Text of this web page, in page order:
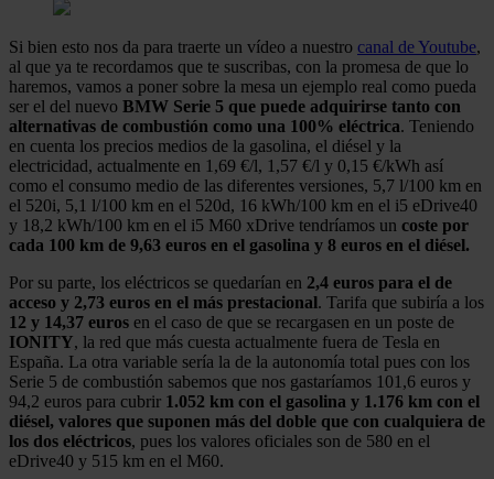
Si bien esto nos da para traerte un vídeo a nuestro canal de Youtube,
al que ya te recordamos que te suscribas, con la promesa de que lo
haremos, vamos a poner sobre la mesa un ejemplo real como pueda
ser el del nuevo BMW Serie 5 que puede adquirirse tanto con
alternativas de combustión como una 100% eléctrica. Teniendo
en cuenta los precios medios de la gasolina, el diésel y la
electricidad, actualmente en 1,69 €/l, 1,57 €/l y 0,15 €/kWh así
como el consumo medio de las diferentes versiones, 5,7 l/100 km en
el 520i, 5,1 l/100 km en el 520d, 16 kWh/100 km en el i5 eDrive40
y 18,2 kWh/100 km en el i5 M60 xDrive tendríamos un coste por
cada 100 km de 9,63 euros en el gasolina y 8 euros en el diésel.
Por su parte, los eléctricos se quedarían en 2,4 euros para el de
acceso y 2,73 euros en el más prestacional. Tarifa que subiría a los
12 y 14,37 euros en el caso de que se recargasen en un poste de
IONITY, la red que más cuesta actualmente fuera de Tesla en
España. La otra variable sería la de la autonomía total pues con los
Serie 5 de combustión sabemos que nos gastaríamos 101,6 euros y
94,2 euros para cubrir 1.052 km con el gasolina y 1.176 km con el
diésel, valores que suponen más del doble que con cualquiera de
los dos eléctricos, pues los valores oficiales son de 580 en el
eDrive40 y 515 km en el M60.